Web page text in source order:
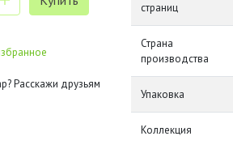
Расскажи друзьям
страниц
Страна
производства
Упаковка
Коллекция